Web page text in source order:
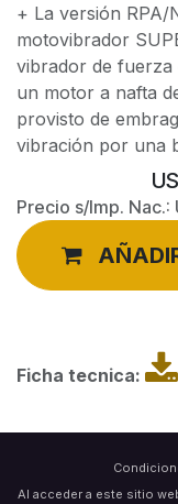
+ La versión
motovibrador
vibrador de
un motor a nafta
provisto de
vibración por una
Precio s/Imp. Nac.:
Ficha tecnica:
Al acceder a este sitio